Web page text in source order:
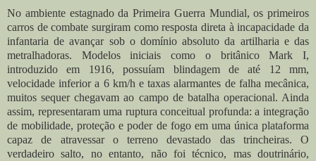
No ambiente estagnado da Primeira Guerra Mundial, os primeiros
carros de combate surgiram como resposta direta à incapacidade da
infantaria de avançar sob o domínio absoluto da artilharia e das
metralhadoras. Modelos iniciais como o britânico Mark I,
introduzido em 1916, possuíam blindagem de até 12 mm,
velocidade inferior a 6 km/h e taxas alarmantes de falha mecânica,
muitos sequer chegavam ao campo de batalha operacional. Ainda
assim, representaram uma ruptura conceitual profunda: a integração
de mobilidade, proteção e poder de fogo em uma única plataforma
capaz de atravessar o terreno devastado das trincheiras. O
verdadeiro salto, no entanto, não foi técnico, mas doutrinário,